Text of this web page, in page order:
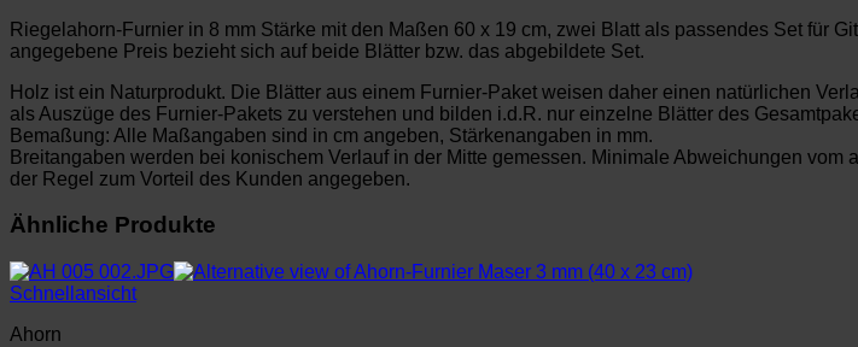
Riegelahorn-Furnier in 8 mm Stärke mit den Maßen 60 x 19 cm, zwei Blatt als passendes Set für
angegebene Preis bezieht sich auf beide Blätter bzw. das abgebildete Set.
Holz ist ein Naturprodukt. Die Blätter aus einem Furnier-Paket weisen daher einen natürlichen
als Auszüge des Furnier-Pakets zu verstehen und bilden i.d.R. nur einzelne Blätter des
Bemaßung: Alle Maßangaben sind in cm angeben, Stärkenangaben in mm.
Breitangaben werden bei konischem Verlauf in der Mitte gemessen. Minimale Abweichungen
der Regel zum Vorteil des Kunden angegeben.
Ähnliche Produkte
Schnellansicht
Ahorn